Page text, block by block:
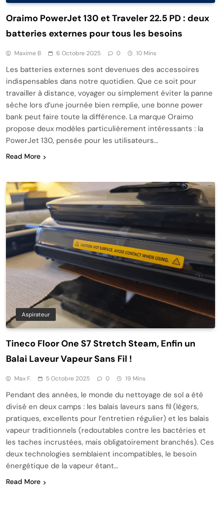
Oraimo PowerJet 130 et Traveler 22.5 PD : deux
batteries externes pour tous les besoins
Maxime B 6 Octobre 2025 0 10 Mins
Les batteries externes sont devenues des accessoires
indispensables dans notre quotidien. Que ce soit pour
travailler à distance, voyager ou simplement éviter la panne
sèche lors d’une journée bien remplie, une bonne power
bank peut faire toute la différence. La marque Oraimo
propose deux modèles particulièrement intéressants : la
PowerJet 130, pensée pour les utilisateurs…
Read More
Aspirateur
Tineco Floor One S7 Stretch Steam, Enfin un
Balai Laveur Vapeur Sans Fil !
Max F. 5 Octobre 2025 0 19 Mins
Pendant des années, le monde du nettoyage de sol a été
divisé en deux camps : les balais laveurs sans fil (légers,
pratiques, excellents pour l’entretien régulier) et les balais
vapeur traditionnels (redoutables contre les bactéries et
les taches incrustées, mais obligatoirement branchés). Ces
deux technologies semblaient incompatibles, le besoin
énergétique de la vapeur étant…
Read More